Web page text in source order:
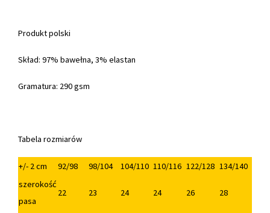
Produkt polski
Skład: 97% bawełna, 3% elastan
Gramatura: 290 gsm
Tabela rozmiarów
+/- 2 cm 92/98 98/104 104/110 110/116 122/128 134/140
szerokość
pasa
22 23 24 24 26 28